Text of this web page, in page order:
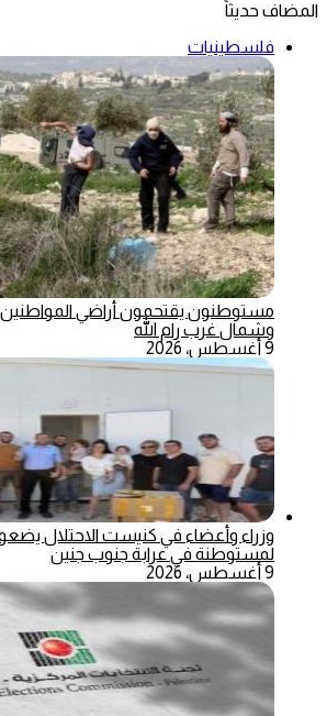
المضاف حديثاً
فلسطينيات
مستوطنون يقتحمون أراضي
وشمال غرب رام الله
9 أغسطس، 2026
وزراء وأعضاء في كنيست الاحتلال
لمستوطنة في عرابة جنوب جنين
9 أغسطس، 2026